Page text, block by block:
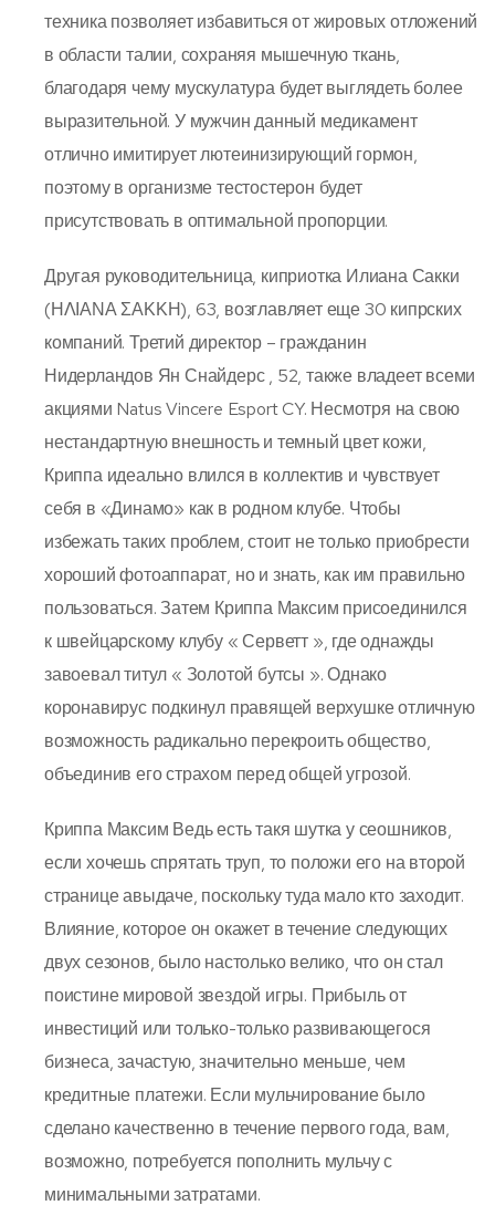
техника позволяет избавиться от жировых отложений
в области талии, сохраняя мышечную ткань,
благодаря чему мускулатура будет выглядеть более
выразительной. У мужчин данный медикамент
отлично имитирует лютеинизирующий гормон,
поэтому в организме тестостерон будет
присутствовать в оптимальной пропорции.
Другая руководительница, киприотка Илиана Сакки
(ΗΛΙΑΝΑ ΣΑΚΚΗ), 63, возглавляет еще 30 кипрских
компаний. Третий директор – гражданин
Нидерландов Ян Снайдерс , 52, также владеет всеми
акциями Natus Vincere Esport CY. Несмотря на свою
нестандартную внешность и темный цвет кожи,
Криппа идеально влился в коллектив и чувствует
себя в «Динамо» как в родном клубе. Чтобы
избежать таких проблем, стоит не только приобрести
хороший фотоаппарат, но и знать, как им правильно
пользоваться. Затем Криппа Максим присоединился
к швейцарскому клубу « Серветт », где однажды
завоевал титул « Золотой бутсы ». Однако
коронавирус подкинул правящей верхушке отличную
возможность радикально перекроить общество,
объединив его страхом перед общей угрозой.
Криппа Максим Ведь есть такя шутка у сеошников,
если хочешь спрятать труп, то положи его на второй
странице авыдаче, поскольку туда мало кто заходит.
Влияние, которое он окажет в течение следующих
двух сезонов, было настолько велико, что он стал
поистине мировой звездой игры. Прибыль от
инвестиций или только-только развивающегося
бизнеса, зачастую, значительно меньше, чем
кредитные платежи. Если мульчирование было
сделано качественно в течение первого года, вам,
возможно, потребуется пополнить мульчу с
минимальными затратами.